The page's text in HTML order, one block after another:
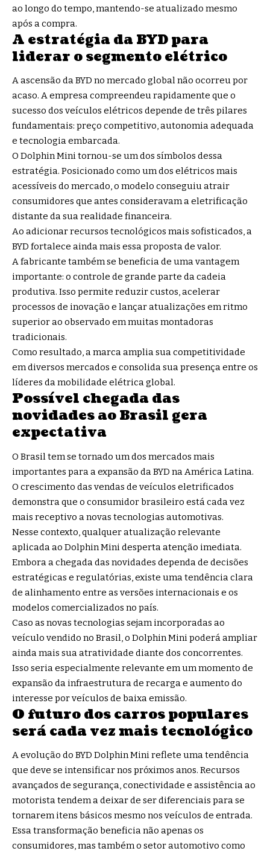
ao longo do tempo, mantendo-se atualizado mesmo
após a compra.
A estratégia da BYD para
liderar o segmento elétrico
A ascensão da BYD no mercado global não ocorreu por
acaso. A empresa compreendeu rapidamente que o
sucesso dos veículos elétricos depende de três pilares
fundamentais: preço competitivo, autonomia adequada
e tecnologia embarcada.
O Dolphin Mini tornou-se um dos símbolos dessa
estratégia. Posicionado como um dos elétricos mais
acessíveis do mercado, o modelo conseguiu atrair
consumidores que antes consideravam a eletrificação
distante da sua realidade financeira.
Ao adicionar recursos tecnológicos mais sofisticados, a
BYD fortalece ainda mais essa proposta de valor.
A fabricante também se beneficia de uma vantagem
importante: o controle de grande parte da cadeia
produtiva. Isso permite reduzir custos, acelerar
processos de inovação e lançar atualizações em ritmo
superior ao observado em muitas montadoras
tradicionais.
Como resultado, a marca amplia sua competitividade
em diversos mercados e consolida sua presença entre os
líderes da mobilidade elétrica global.
Possível chegada das
novidades ao Brasil gera
expectativa
O Brasil tem se tornado um dos mercados mais
importantes para a expansão da BYD na América Latina.
O crescimento das vendas de veículos eletrificados
demonstra que o consumidor brasileiro está cada vez
mais receptivo a novas tecnologias automotivas.
Nesse contexto, qualquer atualização relevante
aplicada ao Dolphin Mini desperta atenção imediata.
Embora a chegada das novidades dependa de decisões
estratégicas e regulatórias, existe uma tendência clara
de alinhamento entre as versões internacionais e os
modelos comercializados no país.
Caso as novas tecnologias sejam incorporadas ao
veículo vendido no Brasil, o Dolphin Mini poderá ampliar
ainda mais sua atratividade diante dos concorrentes.
Isso seria especialmente relevante em um momento de
expansão da infraestrutura de recarga e aumento do
interesse por veículos de baixa emissão.
O futuro dos carros populares
será cada vez mais tecnológico
A evolução do BYD Dolphin Mini reflete uma tendência
que deve se intensificar nos próximos anos. Recursos
avançados de segurança, conectividade e assistência ao
motorista tendem a deixar de ser diferenciais para se
tornarem itens básicos mesmo nos veículos de entrada.
Essa transformação beneficia não apenas os
consumidores, mas também o setor automotivo como